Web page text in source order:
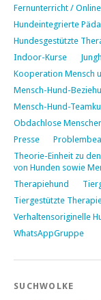
Fernunterricht /
Hundeintegrierte
Hundesgestützte
Indoor-Kurse
Kooperation Mensch
Mensch-Hund-
Mensch-Hund-
Obdachlose
Presse
Theorie-Einheit zu
von Hunden sowie
Therapiehund
Tiergestützte
Verhaltensoriginelle
WhatsAppGruppe
SUCHWOLKE